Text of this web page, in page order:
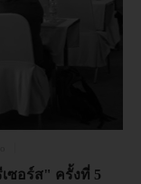
ซอร์ส" ครั้งที่ 5